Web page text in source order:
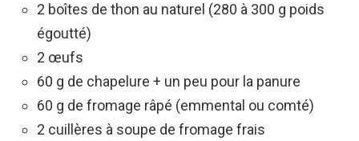
2 boîtes de thon au naturel (280 à 300 g poids
égoutté)
2 œufs
60 g de chapelure + un peu pour la panure
60 g de fromage râpé (emmental ou comté)
2 cuillères à soupe de fromage frais